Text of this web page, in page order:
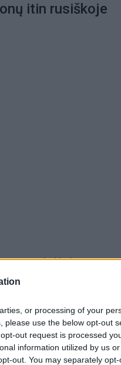
or processing of your
please use the below opt-out
out request is processed
information utilized by us
out. You may separately
itin rusiškoje
mokyklą buvo
Ričardas Lučka.
jaunąjį Ričardą ir jo
ir kojos neša. Tėvai
dar prievarta varė.